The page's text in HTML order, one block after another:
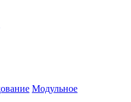
Модульное